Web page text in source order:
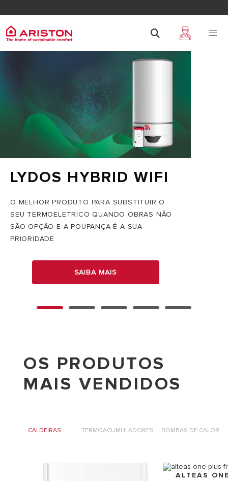
LYDOS HYBRID WIFI
O MELHOR PRODUTO PARA SUBSTITUIR O
SEU TERMOELETRICO QUANDO OBRAS NÃO
SÃO OPÇÃO E A POUPANÇA É A SUA
PRIORIDADE
SAIBA MAIS
OS PRODUTOS
MAIS VENDIDOS
CALDEIRAS TERMOACUMULADORES BOMBAS DE CALOR
ALTEAS